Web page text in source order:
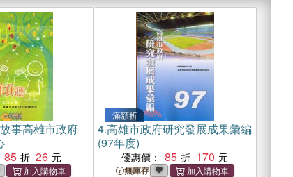
事高雄市政府
85 26
滿額折
4.高雄市政府研究發展成果彙編
(97年度)
優惠價： 85 170
無庫存